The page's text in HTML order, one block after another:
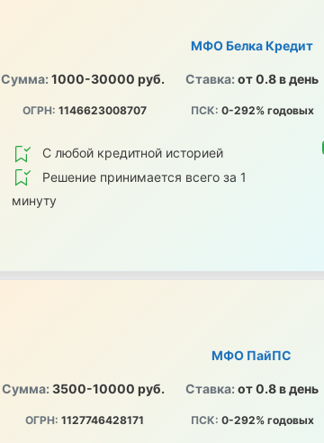
МФО Белка Кредит
Сумма: 1000-30000 руб. Ставка: от 0.8 в день
ОГРН: 1146623008707 ПСК: 0-292% годовых
С любой кредитной историей
Решение принимается всего за 1
минуту
МФО ПайПС
Сумма: 3500-10000 руб. Ставка: от 0.8 в день
ОГРН: 1127746428171 ПСК: 0-292% годовых